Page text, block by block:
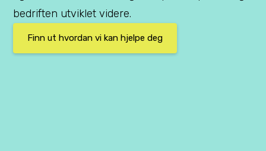
bedriften utviklet videre.
Finn ut hvordan vi kan hjelpe deg